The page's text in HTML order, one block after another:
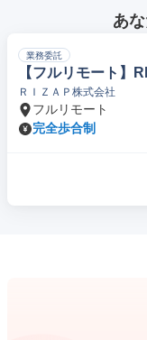
あ
業務委託
【フルリモート】
ＲＩＺＡＰ株式会社
フルリモート
完全歩合制